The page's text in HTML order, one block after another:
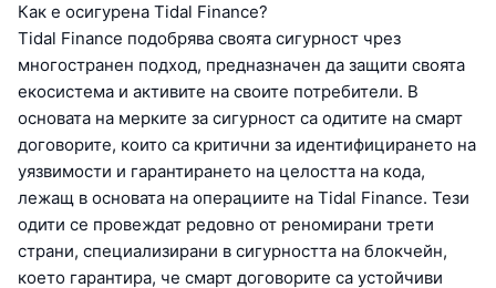
Как е осигурена Tidal Finance?
Tidal Finance подобрява своята сигурност чрез
многостранен подход, предназначен да защити своята
екосистема и активите на своите потребители. В
основата на мерките за сигурност са одитите на смарт
договорите, които са критични за идентифицирането на
уязвимости и гарантирането на целостта на кода,
лежащ в основата на операциите на Tidal Finance. Тези
одити се провеждат редовно от реномирани трети
страни, специализирани в сигурността на блокчейн,
което гарантира, че смарт договорите са устойчиви